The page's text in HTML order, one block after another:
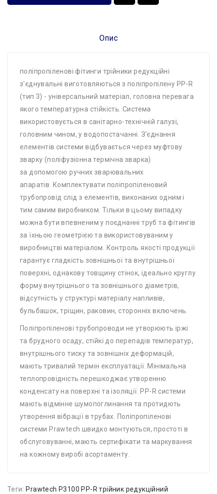
Опис
поліпропіленові фітинги трійники редукційні
з'єднувальні виготовляються з поліпропілену PP-R
(тип 3) - універсальний матеріал, головна перевага
якого температурна стійкість. Система
використовується в санітарно-технічній галузі,
головним чином, у водопостачанні. З'єднання
елементів системи відбувається через муфтову
зварку (поліфузіонна термічна зварка)
за допомогою ручних зварювальних
апаратів. Комплектувати поліпропіленовий
трубопровід слід з елементів, виконаних одним і
тим самим виробником. Тільки в цьому випадку
можна бути впевненим у поєднанні труб та фітингів
за їхньою геометрією та використовуваним у
виробництві матеріалом. Контроль якості продукції
гарантує гладкість зовнішньої та внутрішньої
поверхні, однакову товщину стінок, ідеально круглу
форму внутрішнього та зовнішнього діаметрів,
відсутність у структурі матеріалу напливів,
бульбашок, тріщин, раковин, сторонніх включень.
Поліпропіленові трубопроводи не утворюють іржі
та брудного осаду, стійкі до перепадів температур,
внутрішнього тиску та зовнішніх деформацій,
мають тривалий термін експлуатації. Мінімальна
теплопровідність перешкоджає утворенню
конденсату на поверхні та ізоляції. PP-R системи
мають відмінне шумопоглинання та протидють
утворення вібрації в трубах. Поліпропіленові
системи Prawtech швидко монтуються, простоті в
обслуговуванні, мають сертифікати та маркування
на кожному виробі асортаменту.
Теги: Prawtech P3100 PP-R трійник редукційний